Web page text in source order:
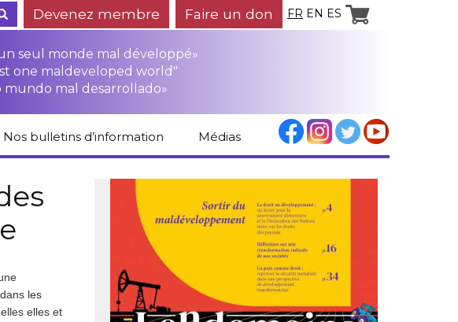
Devenez membre Faire un don FR EN ES
seul monde mal développé»
one maldeveloped world"
mundo mal desarrollado»
Nos bulletins d’information Médias
Revue de presse
les
elles et